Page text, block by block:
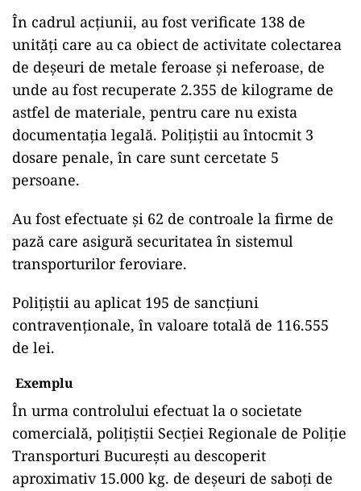
caz în care au existat nereguli.
LIFESTYLE
Copacul pe care nu ai voie să îl tai din
curte. Riști amenzi de până la 10.000 de
lei
ACTUALITATE
recuperezi banii
În cadrul acțiunii, au fost verificate 138 de
de deşeuri de metale feroase şi neferoase, de
unde au fost recuperate 2.355 de kilograme de
astfel de materiale, pentru care nu exista
documentația legală. Polițiștii au întocmit 3
dosare penale, în care sunt cercetate 5
persoane.
Au fost efectuate și 62 de controale la firme de
pază care asigură securitatea în sistemul